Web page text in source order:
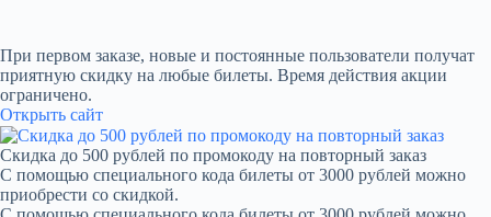
При первом заказе, новые и постоянные пользователи получат
приятную скидку на любые билеты. Время действия акции
ограничено.
Открыть сайт
Скидка до 500 рублей по промокоду на повторный заказ
С помощью специального кода билеты от 3000 рублей можно
приобрести со скидкой.